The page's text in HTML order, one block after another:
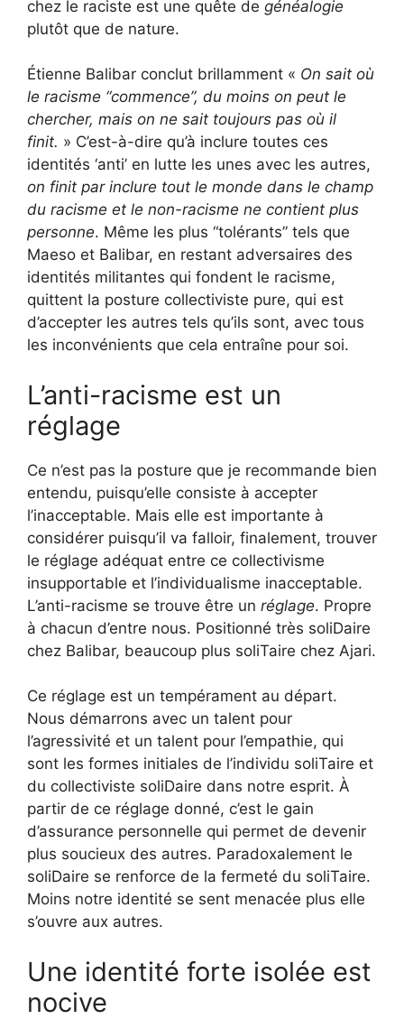
chez le raciste est une quête de généalogie
plutôt que de nature.
Étienne Balibar conclut brillamment « On sait où
le racisme “commence”, du moins on peut le
chercher, mais on ne sait toujours pas où il
finit. » C’est-à-dire qu’à inclure toutes ces
identités ‘anti’ en lutte les unes avec les autres,
on finit par inclure tout le monde dans le champ
du racisme et le non-racisme ne contient plus
personne. Même les plus “tolérants” tels que
Maeso et Balibar, en restant adversaires des
identités militantes qui fondent le racisme,
quittent la posture collectiviste pure, qui est
d’accepter les autres tels qu’ils sont, avec tous
les inconvénients que cela entraîne pour soi.
L’anti-racisme est un
réglage
Ce n’est pas la posture que je recommande bien
entendu, puisqu’elle consiste à accepter
l’inacceptable. Mais elle est importante à
considérer puisqu’il va falloir, finalement, trouver
le réglage adéquat entre ce collectivisme
insupportable et l’individualisme inacceptable.
L’anti-racisme se trouve être un réglage. Propre
à chacun d’entre nous. Positionné très soliDaire
chez Balibar, beaucoup plus soliTaire chez Ajari.
Ce réglage est un tempérament au départ.
Nous démarrons avec un talent pour
l’agressivité et un talent pour l’empathie, qui
sont les formes initiales de l’individu soliTaire et
du collectiviste soliDaire dans notre esprit. À
partir de ce réglage donné, c’est le gain
d’assurance personnelle qui permet de devenir
plus soucieux des autres. Paradoxalement le
soliDaire se renforce de la fermeté du soliTaire.
Moins notre identité se sent menacée plus elle
s’ouvre aux autres.
Une identité forte isolée est
nocive